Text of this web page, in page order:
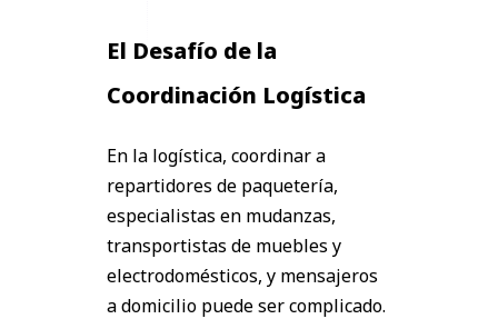
El Desafío de la
Coordinación Logística
En la logística, coordinar a
repartidores de paquetería,
especialistas en mudanzas,
transportistas de muebles y
electrodomésticos, y mensajeros
a domicilio puede ser complicado.